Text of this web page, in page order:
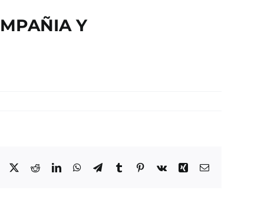
Y
Facebook
X RedditLinkedInWhatsApp
TelegramTumblrPinterest
Vk Xing Correo